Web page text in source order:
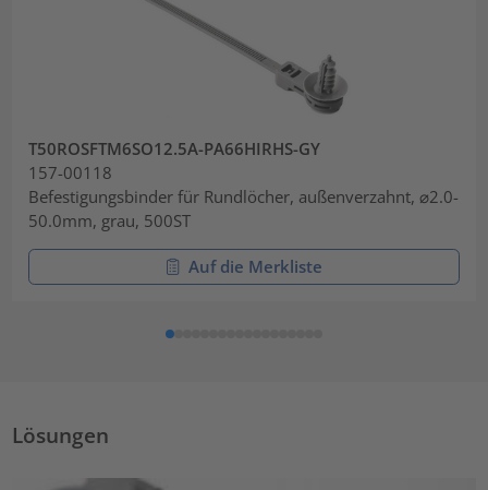
T50ROSFTM6SO12.5A-PA66HIRHS-GY
157-00118
Befestigungsbinder für Rundlöcher, außenverzahnt, ⌀2.0-
50.0mm, grau, 500ST
Auf die Merkliste
Lösungen